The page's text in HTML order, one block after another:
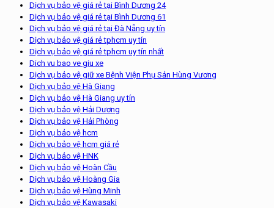
Dịch vụ bảo vệ giá rẻ tại Bình Dương 24
Dịch vụ bảo vệ giá rẻ tại Bình Dương 61
Dịch vụ bảo vệ giá rẻ tại Đà Nẵng uy tín
Dịch vụ bảo vệ giá rẻ tphcm uy tín
Dịch vụ bảo vệ giá rẻ tphcm uy tín nhất
Dich vu bao ve giu xe
Dịch vụ bảo vệ giữ xe Bệnh Viện Phụ Sản Hùng Vương
Dịch vụ bảo vệ Hà Giang
Dịch vụ bảo vệ Hà Giang uy tín
Dịch vụ bảo vệ Hải Dương
Dịch vụ bảo vệ Hải Phòng
Dịch vụ bảo vệ hcm
Dịch vụ bảo vệ hcm giá rẻ
Dịch vụ bảo vệ HNK
Dịch vụ bảo vệ Hoàn Cầu
Dịch vụ bảo vệ Hoàng Gia
Dịch vụ bảo vệ Hùng Minh
Dịch vụ bảo vệ Kawasaki